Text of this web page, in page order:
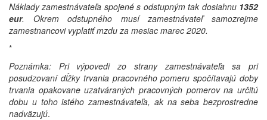
Náklady zamestnávateľa spojené s odstupným tak dosiahnu 1352
eur. Okrem odstupného musí zamestnávateľ samozrejme
zamestnancovi vyplatiť mzdu za mesiac marec 2020.
*
Poznámka: Pri výpovedi zo strany zamestnávateľa sa pri
posudzovaní dĺžky trvania pracovného pomeru spočítavajú doby
trvania opakovane uzatváraných pracovných pomerov na určitú
dobu u toho istého zamestnávateľa, ak na seba bezprostredne
nadväzujú.